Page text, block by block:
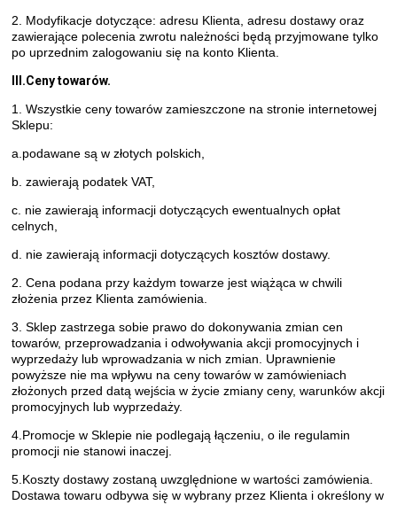
2. Modyfikacje dotyczące: adresu Klienta, adresu dostawy oraz
zawierające polecenia zwrotu należności będą przyjmowane tylko
po uprzednim zalogowaniu się na konto Klienta.
II.Ceny towarów.
1. Wszystkie ceny towarów zamieszczone na stronie internetowej
Sklepu:
a.podawane są w złotych polskich,
b. zawierają podatek VAT,
c. nie zawierają informacji dotyczących ewentualnych opłat
celnych,
d. nie zawierają informacji dotyczących kosztów dostawy.
2. Cena podana przy każdym towarze jest wiążąca w chwili
złożenia przez Klienta zamówienia.
3. Sklep zastrzega sobie prawo do dokonywania zmian cen
towarów, przeprowadzania i odwoływania akcji promocyjnych i
wyprzedaży lub wprowadzania w nich zmian. Uprawnienie
powyższe nie ma wpływu na ceny towarów w zamówieniach
złożonych przed datą wejścia w życie zmiany ceny, warunków akcji
promocyjnych lub wyprzedaży.
4.Promocje w Sklepie nie podlegają łączeniu, o ile regulamin
promocji nie stanowi inaczej.
5.Koszty dostawy zostaną uwzględnione w wartości zamówienia.
Dostawa towaru odbywa się w wybrany przez Klienta i określony w